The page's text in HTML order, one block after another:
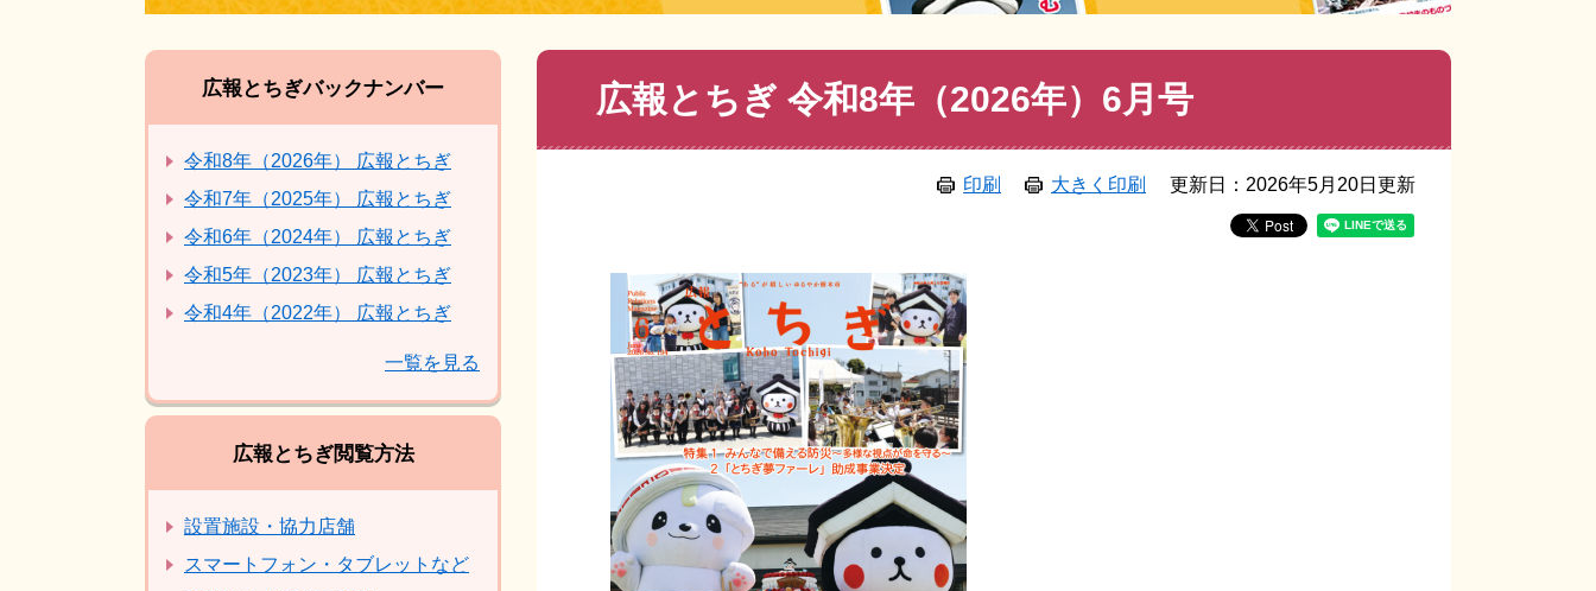
広報とちぎ 令和8年（2026年）6月号
印刷 大きく印刷 更新日：2026年5月20日更新
広報とちぎバックナンバー
令和8年（2026年） 広報とちぎ
令和7年（2025年） 広報とちぎ
令和6年（2024年） 広報とちぎ
令和5年（2023年） 広報とちぎ
令和4年（2022年） 広報とちぎ
一覧を見る
広報とちぎ閲覧方法
設置施設・協力店舗
スマートフォン・タブレットなど